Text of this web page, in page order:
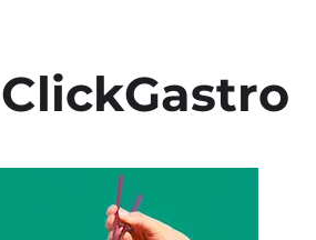
ClickGastro